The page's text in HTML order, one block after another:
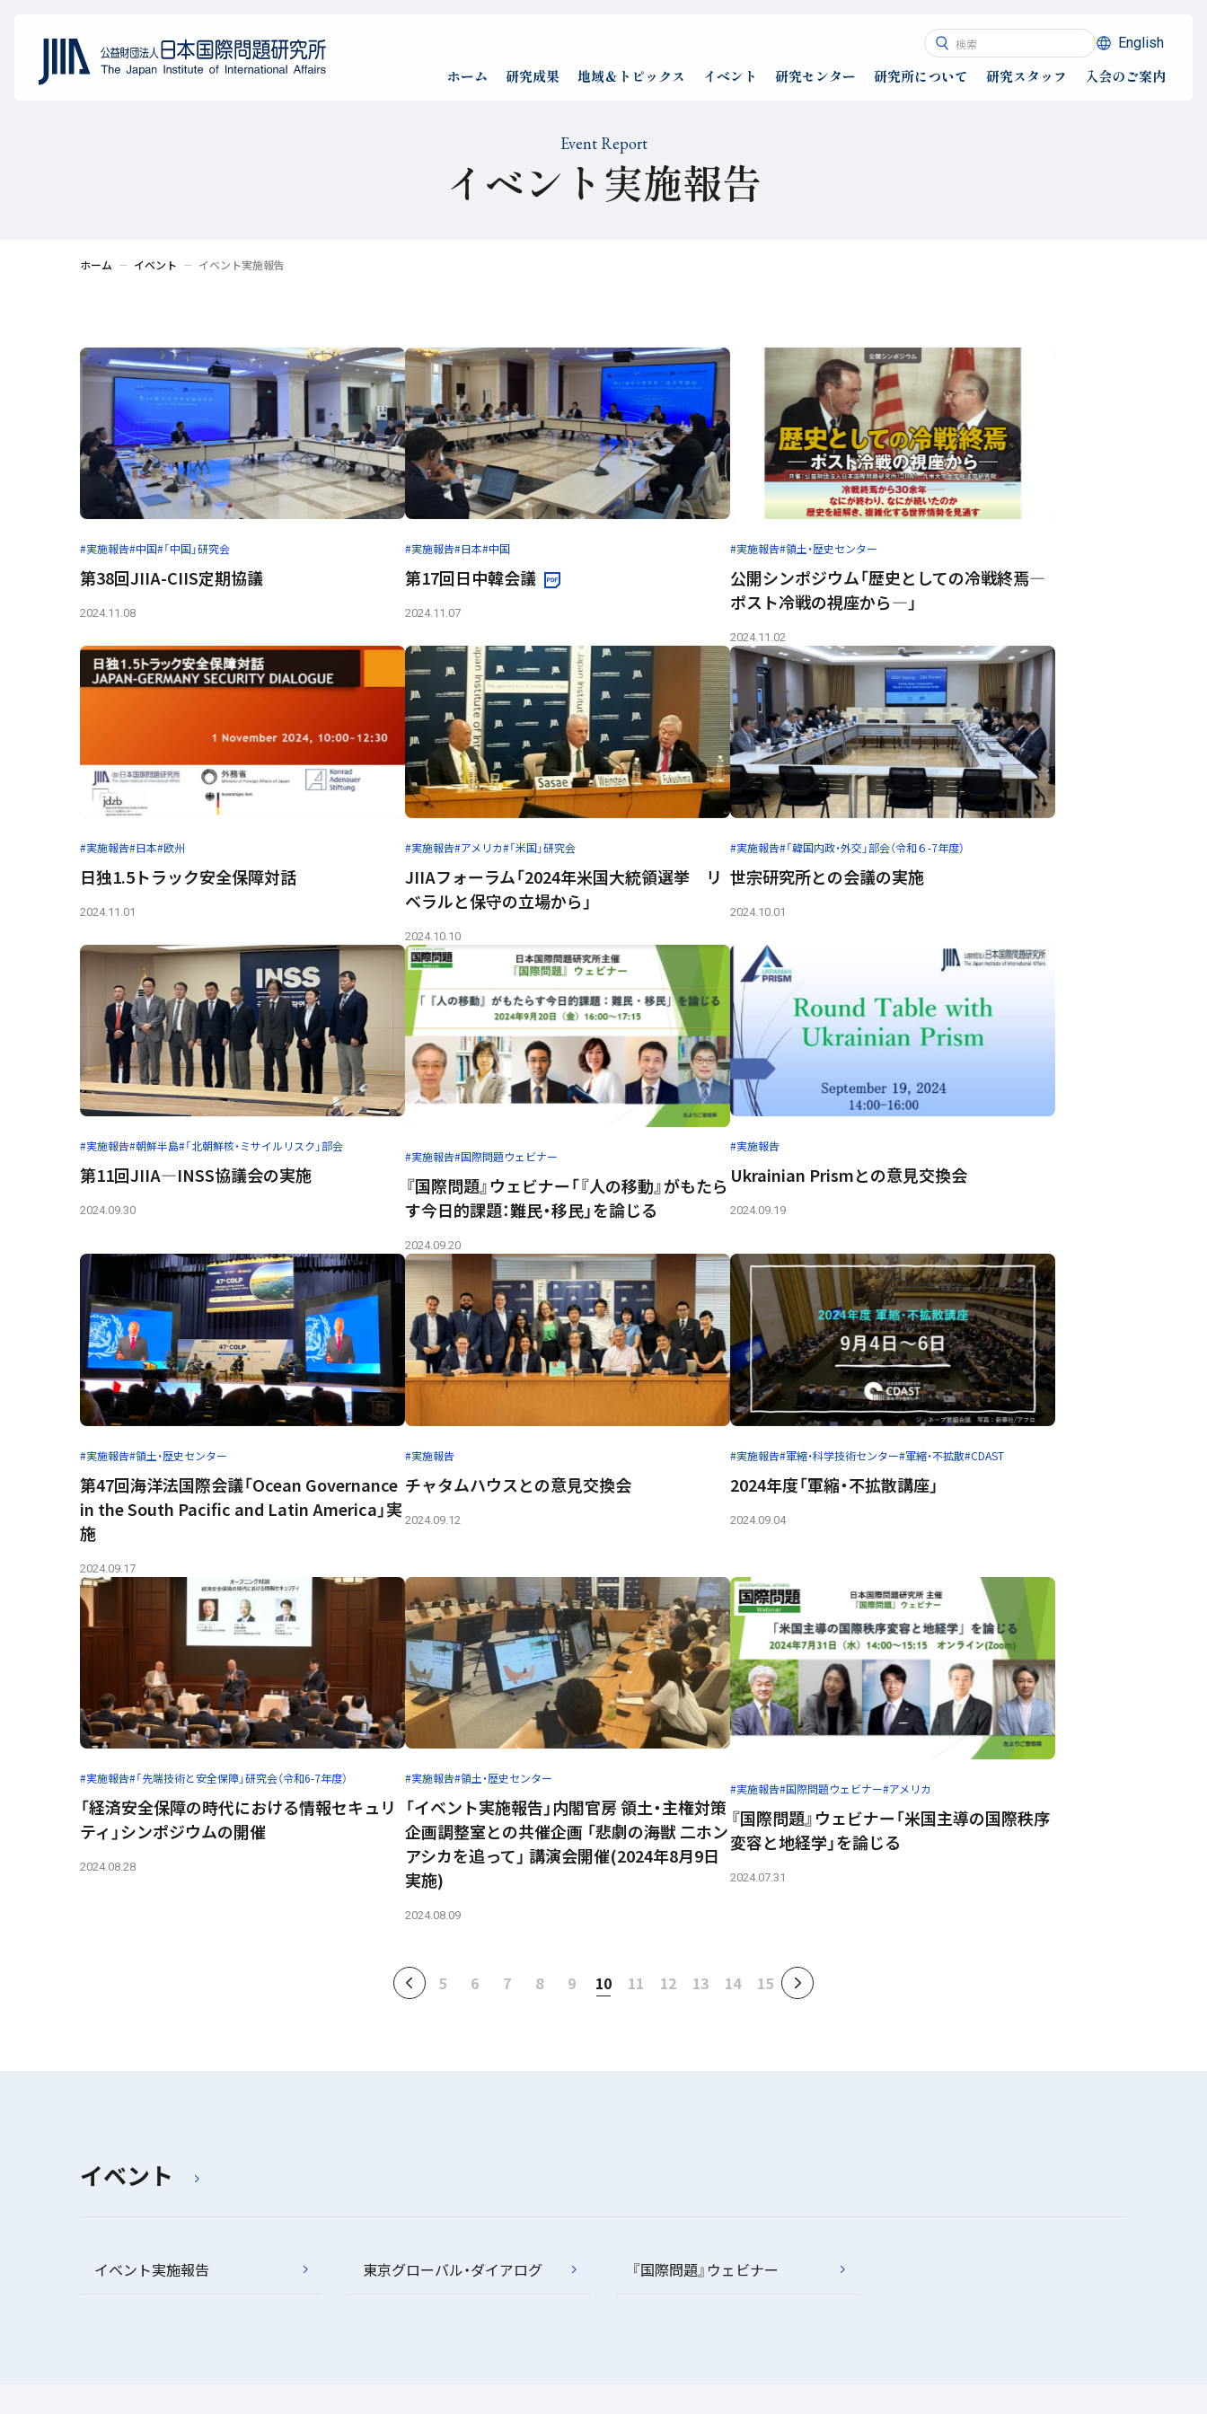
English
ホーム 研究成果 地域＆トピックス イベント 研究センター 研究所について 研究スタッフ 入会のご案内
Event Report
イベント実施報告
ホーム イベント イベント実施報告
#実施報告#中国#「中国」研究会
第38回JIIA-CIIS定期協議
2024.11.08
#実施報告#日本#中国
第17回日中韓会議
2024.11.07
#実施報告#領土・歴史センター
公開シンポジウム「歴史としての冷戦終焉―
ポスト冷戦の視座から―」
2024.11.02
#実施報告#日本#欧州
日独1.5トラック安全保障対話
2024.11.01
#実施報告#アメリカ#「米国」研究会
JIIAフォーラム「2024年米国大統領選挙 リ
ベラルと保守の立場から」
2024.10.10
#実施報告#「韓国内政・外交」部会（令和６-7年度）
世宗研究所との会議の実施
2024.10.01
#実施報告#朝鮮半島#「北朝鮮核・ミサイルリスク」部会
第11回JIIA―INSS協議会の実施
2024.09.30
#実施報告#国際問題ウェビナー
『国際問題』ウェビナー「『人の移動』がもたら
す今日的課題：難民・移民」を論じる
2024.09.20
#実施報告
Ukrainian Prismとの意見交換会
2024.09.19
#実施報告#領土・歴史センター
第47回海洋法国際会議「Ocean Governance
in the South Pacific and Latin America」実
施
2024.09.17
#実施報告
チャタムハウスとの意見交換会
2024.09.12
#実施報告#軍縮・科学技術センター#軍縮・不拡散#CDAST
2024年度「軍縮・不拡散講座」
2024.09.04
#実施報告#「先端技術と安全保障」研究会（令和6-7年度）
「経済安全保障の時代における情報セキュリ
ティ」シンポジウムの開催
2024.08.28
#実施報告#領土・歴史センター
「イベント実施報告」内閣官房 領土・主権対策
企画調整室との共催企画 「悲劇の海獣 二ホン
アシカを追って」 講演会開催(2024年8月9日
実施)
2024.08.09
#実施報告#国際問題ウェビナー#アメリカ
『国際問題』ウェビナー「米国主導の国際秩序
変容と地経学」を論じる
2024.07.31
5 6 7 8 9 10 11 12 13 14 15
イベント
イベント実施報告 東京グローバル・ダイアログ 『国際問題』ウェビナー